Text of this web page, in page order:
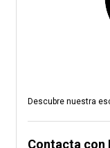
Descubre nuestra
Contacta con